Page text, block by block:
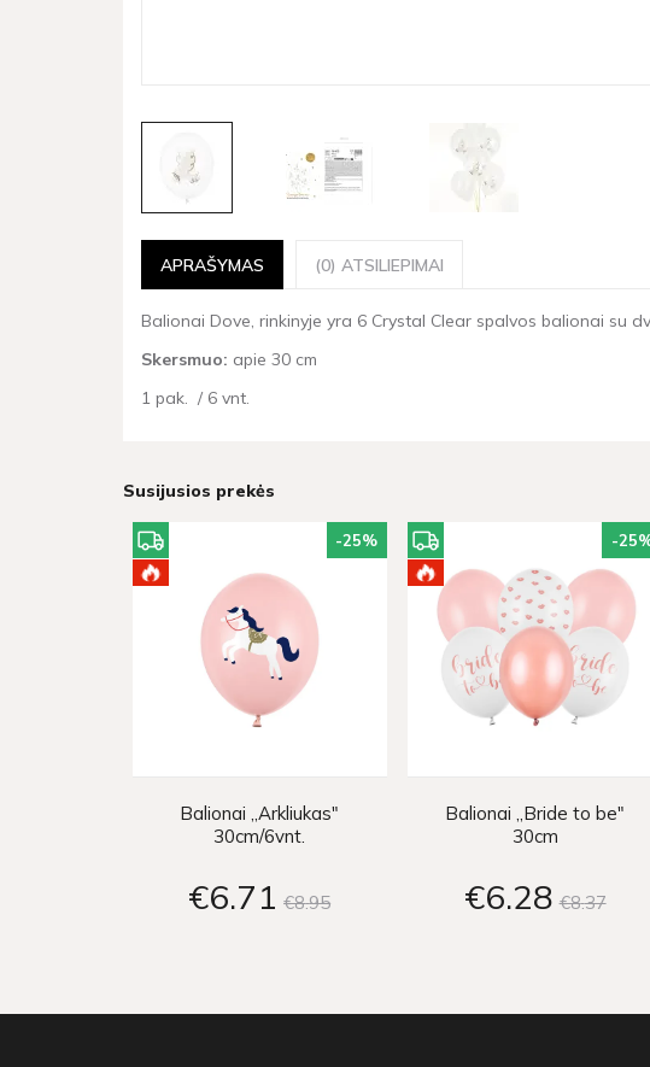
APRAŠYMAS (0) ATSILIEPIMAI
Balionai Dove, rinkinyje yra 6 Crystal Clear spalvos balionai su
Skersmuo: apie 30 cm
1 pak. / 6 vnt.
Susijusios prekės
-25%
Balionai „Arkliukas"
30cm/6vnt.
€6 71 €895
-25
Balionai „Bride to be"
30cm
€6 28 €837